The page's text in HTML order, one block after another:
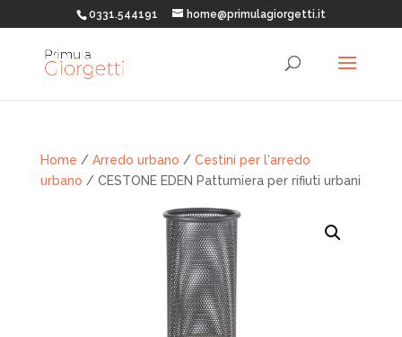
0331.544191 home@primulagiorgetti.it
Home / Arredo urbano / Cestini per l'arredo
urbano / CESTONE EDEN Pattumiera per rifiuti urbani